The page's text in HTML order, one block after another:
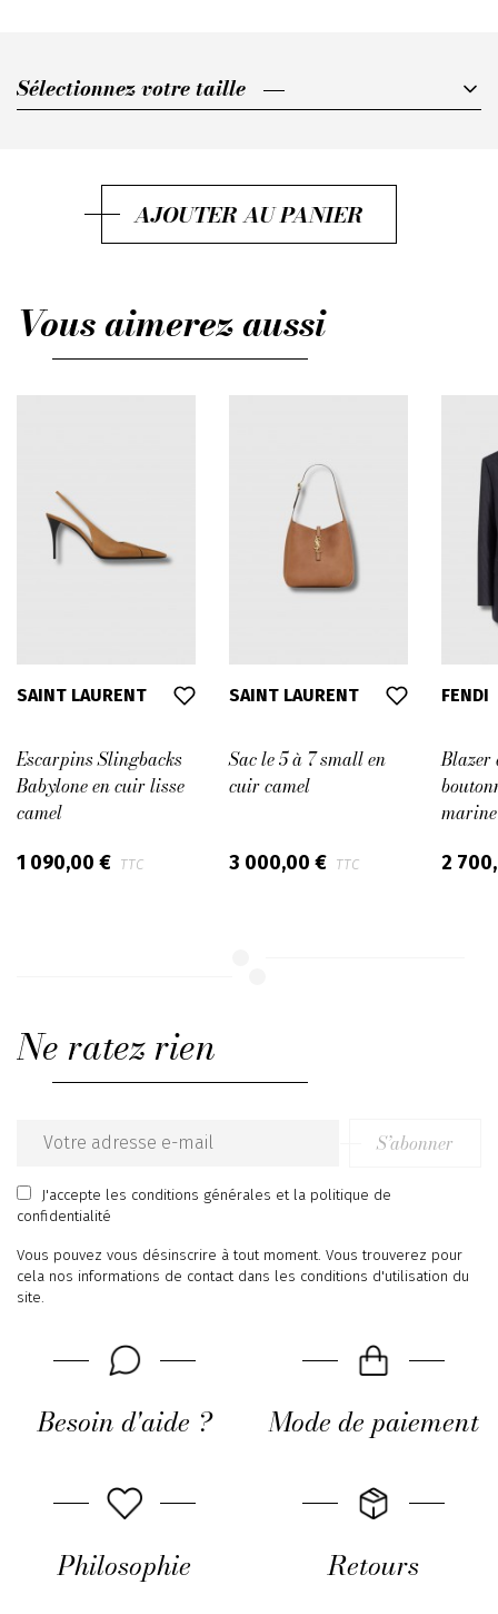
Sélectionnez votre taille
Sélectionnez votre taille
AJOUTER AU PANIER
Vous aimerez aussi
SAINT LAURENT
Escarpins Slingbacks
Babylone en cuir lisse
camel
1 090,00 € TTC
SAINT LAURENT
Sac le 5 à 7 small en
cuir camel
3 000,00 € TTC
FENDI
Blazer
marine
2
Ne ratez rien
Email
address
S’abonner
J'accepte les conditions générales et la politique de
confidentialité
Vous pouvez vous désinscrire à tout moment. Vous trouverez pour
cela nos informations de contact dans les conditions d'utilisation du
site.
Besoin d'aide ? Mode de paiement
Philosophie Retours